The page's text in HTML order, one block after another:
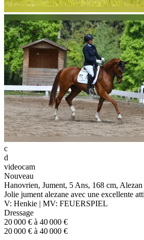
c
d
videocam
Nouveau
Hanovrien, Jument, 5 Ans, 168 cm, Alezan
Jolie jument alezane avec une excellente
V: Henkie | MV: FEUERSPIEL
Dressage
20 000 € à 40 000 €
20 000 € à 40 000 €